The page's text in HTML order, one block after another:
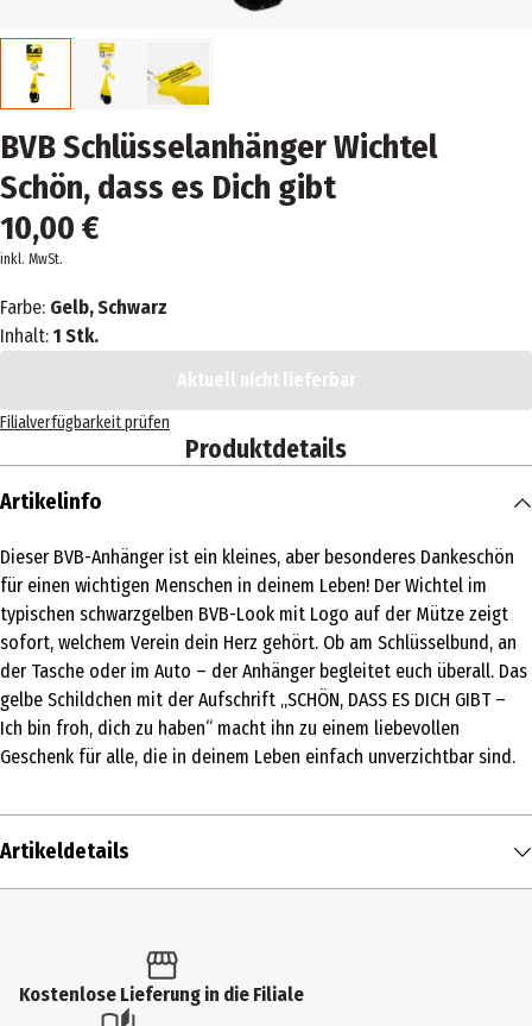
BVB Schlüsselanhänger Wichtel
Schön, dass es Dich gibt
10,00 €
inkl. MwSt.
Farbe: Gelb, Schwarz
Inhalt: 1 Stk.
Aktuell nicht lieferbar
Filialverfügbarkeit prüfen
Produktdetails
Artikelinfo
Dieser BVB-Anhänger ist ein kleines, aber besonderes Dankeschön
für einen wichtigen Menschen in deinem Leben! Der Wichtel im
typischen schwarzgelben BVB-Look mit Logo auf der Mütze zeigt
sofort, welchem Verein dein Herz gehört. Ob am Schlüsselbund, an
der Tasche oder im Auto – der Anhänger begleitet euch überall. Das
gelbe Schildchen mit der Aufschrift „SCHÖN, DASS ES DICH GIBT –
Ich bin froh, dich zu haben“ macht ihn zu einem liebevollen
Geschenk für alle, die in deinem Leben einfach unverzichtbar sind.
Artikeldetails
Produkttyp
Kostenlose Lieferung in die Filiale